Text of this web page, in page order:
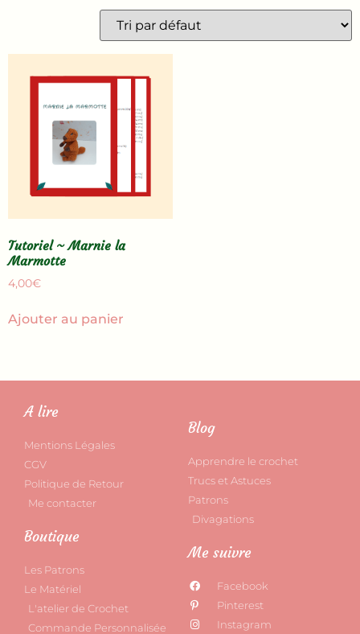
Tutoriel ~ Marnie la
Marmotte
4,00€
Ajouter au panier
A lire
Mentions Légales
CGV
Politique de Retour
Me contacter
Boutique
Les Patrons
Le Matériel
L'atelier de Crochet
Commande Personnalisée
Blog
Apprendre le crochet
Trucs et Astuces
Patrons
Divagations
Me suivre
Facebook
Pinterest
Instagram